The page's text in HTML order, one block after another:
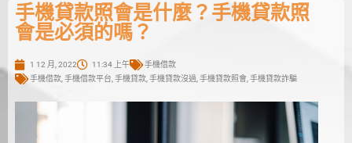
手機貸款照會是什麼？手機貸款照
會是必須的嗎？
1 12 月, 2022 11:34 上午
手機借款
手機借款, 手機借款平台 手機貸款, 手機貸款沒過 手機貸款照會, 手機貸款詐騙